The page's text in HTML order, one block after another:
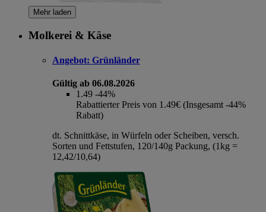
Mehr laden
Molkerei & Käse
Angebot: Grünländer
Gültig ab 06.08.2026
1.49 -44%
Rabattierter Preis von 1.49€ (Insgesamt -44%
Rabatt)
dt. Schnittkäse, in Würfeln oder Scheiben, versch.
Sorten und Fettstufen, 120/140g Packung, (1kg =
12,42/10,64)